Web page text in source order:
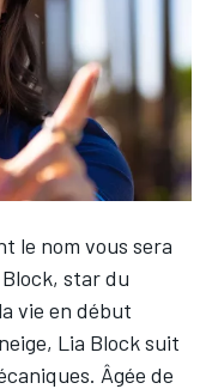
le nom vous sera
star du
vie en début
, Lia Block suit
Âgée de